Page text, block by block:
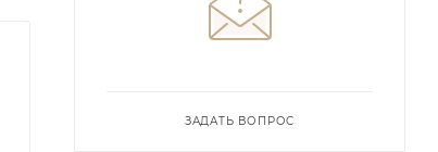
ЗАДАТЬ ВОПРОС